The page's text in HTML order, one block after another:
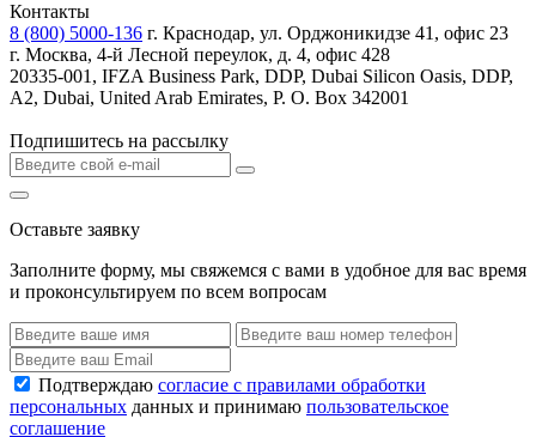
Контакты
8 (800) 5000-136 г. Краснодар, ул. Орджоникидзе 41, офис 23
г. Москва, 4-й Лесной переулок, д. 4, офис 428
20335-001, IFZA Business Park, DDP, Dubai Silicon Oasis, DDP,
A2, Dubai, United Arab Emirates, P. O. Box 342001
Подпишитесь на рассылку
Оставьте заявку
Заполните форму, мы свяжемся с вами в удобное для вас время
и проконсультируем по всем вопросам
Подтверждаю согласие с правилами обработки
персональных данных и принимаю пользовательское
соглашение